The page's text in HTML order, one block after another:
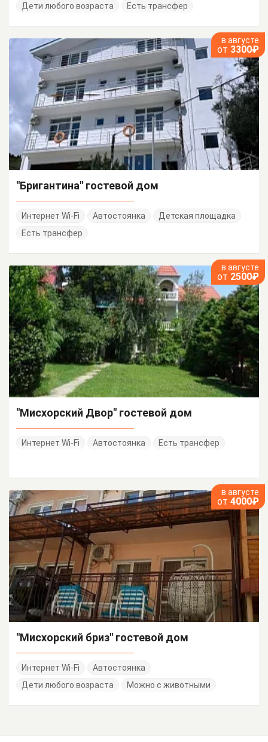
Дети любого возраста
Есть трансфер
в августе
от 3300₽
"Бригантина" гостевой дом
Интернет Wi-Fi Автостоянка
Детская площадка
Есть трансфер
в августе
от 2500₽
"Мисхорский Двор" гостевой дом
Интернет Wi-Fi Автостоянка Есть трансфер
в августе
от 4000₽
"Мисхорский бриз" гостевой дом
Интернет Wi-Fi
Автостоянка
Дети любого возраста
Можно с животными